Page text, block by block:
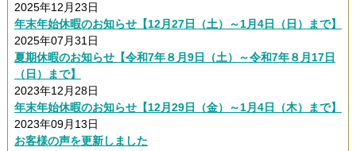
2025年12月23日
年末年始休暇のお知らせ【12月27日（土）～1月4日（日）まで】
2025年07月31日
夏期休暇のお知らせ【令和7年８月9日（土）～令和7年８月17日
（日）まで】
2023年12月28日
年末年始休暇のお知らせ【12月29日（金）～1月4日（木）まで】
2023年09月13日
お客様の声を更新しました